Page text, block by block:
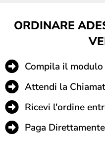
ORDINARE
Compila il modulo
Attendi la
Ricevi l'ordine
Paga